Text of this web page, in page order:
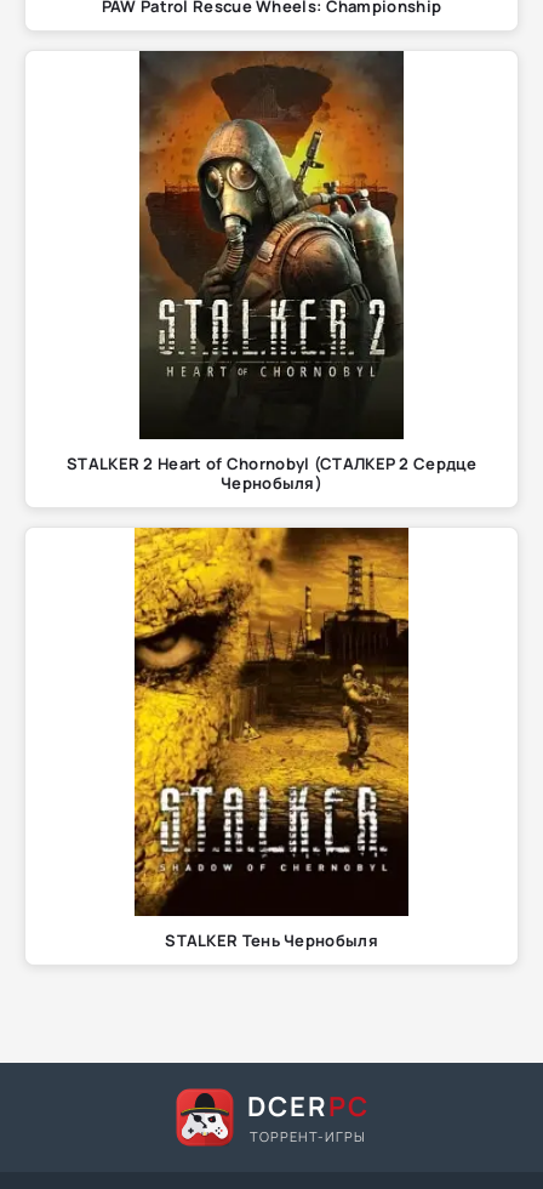
PAW Patrol Rescue Wheels: Championship
STALKER 2 Heart of Chornobyl (СТАЛКЕР 2 Сердце
Чернобыля)
STALKER Тень Чернобыля
DCERPC
ТОРРЕНТ-ИГРЫ